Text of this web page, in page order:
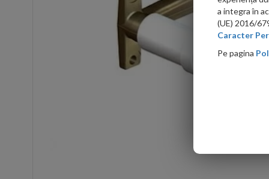
a integra în
(UE) 2016/
Caracter
Pe pagina